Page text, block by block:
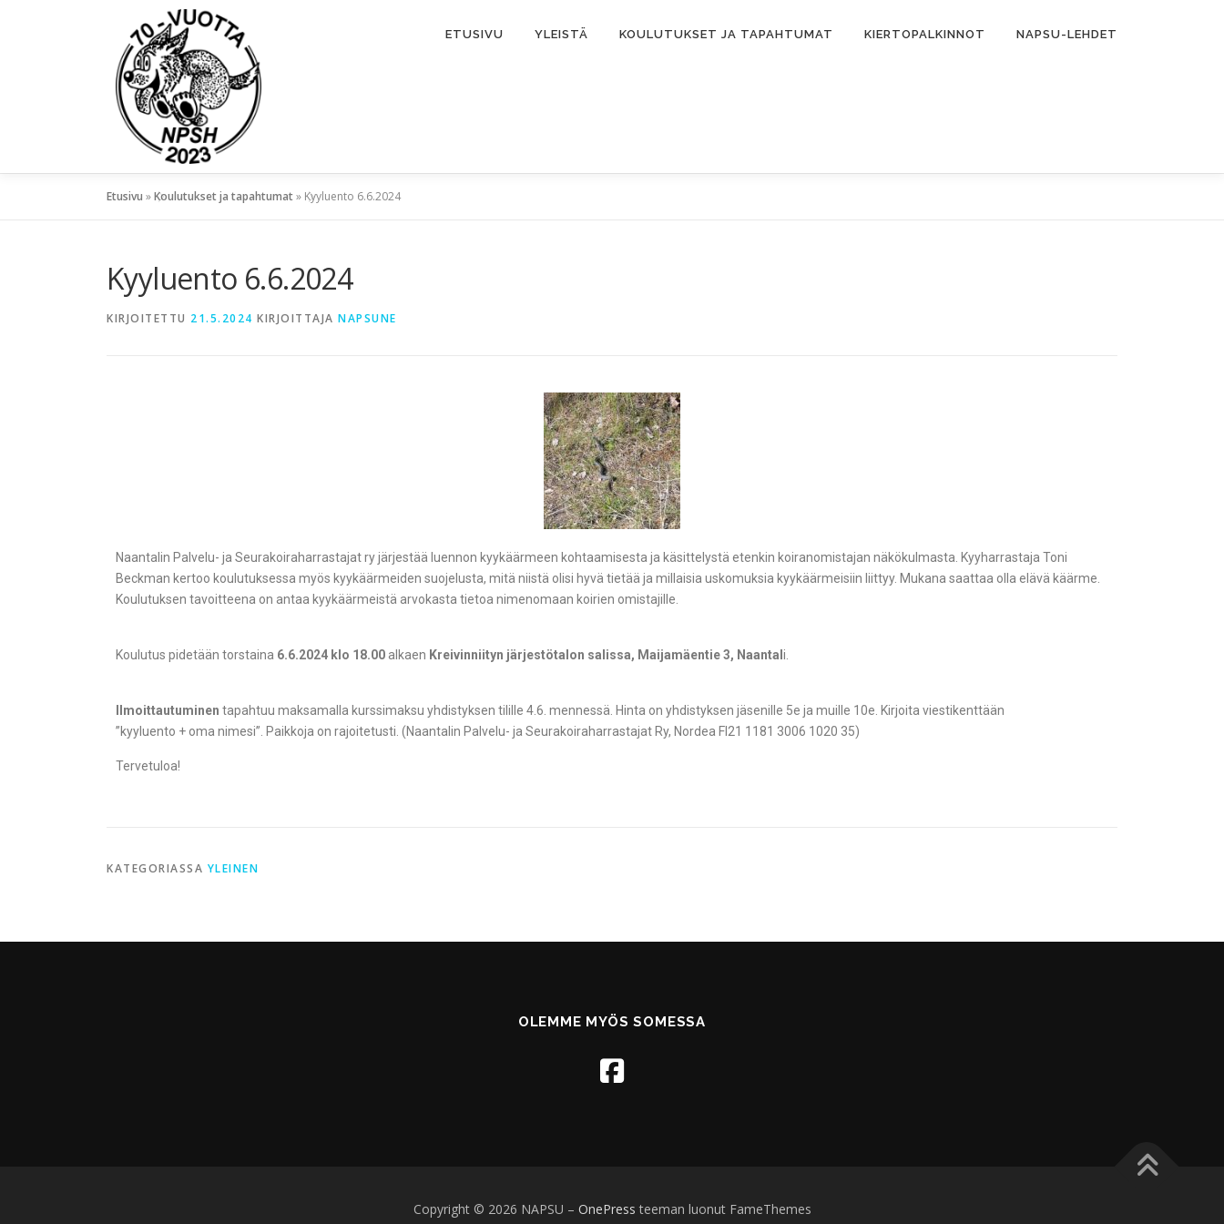
ETUSIVU YLEISTÄ KOULUTUKSET JA TAPAHTUMAT KIERTOPALKINNOT NAPSU-LEHDET
Etusivu »Koulutukset ja tapahtumat» Kyyluento 6.6.2024
Kyyluento 6.6.2024
KIRJOITETTU 21.5.2024 KIRJOITTAJA NAPSUNE
Naantalin Palvelu- ja Seurakoiraharrastajat ry järjestää luennon kyykäärmeen kohtaamisesta ja käsittelystä etenkin koiranomistajan näkökulmasta. Kyyharrastaja Toni
Beckman kertoo koulutuksessa myös kyykäärmeiden suojelusta, mitä niistä olisi hyvä tietää ja millaisia uskomuksia kyykäärmeisiin liittyy. Mukana saattaa olla elävä käärme.
Koulutuksen tavoitteena on antaa kyykäärmeistä arvokasta tietoa nimenomaan koirien omistajille.
Koulutus pidetään torstaina 6.6.2024 klo 18.00 alkaen Kreivinniityn järjestötalon salissa, Maijamäentie 3, Naantal i.
Ilmoittautuminen tapahtuu maksamalla kurssimaksu yhdistyksen tilille 4.6. mennessä. Hinta on yhdistyksen jäsenille 5e ja muille 10e. Kirjoita viestikenttään
”kyyluento + oma nimesi”. Paikkoja on rajoitetusti. (Naantalin Palvelu- ja Seurakoiraharrastajat Ry, Nordea FI21 1181 3006 1020 35)
Tervetuloa!
KATEGORIASSA YLEINEN
OLEMME MYÖS SOMESSA
Copyright © 2026 NAPSU – OnePress teeman luonut FameThemes